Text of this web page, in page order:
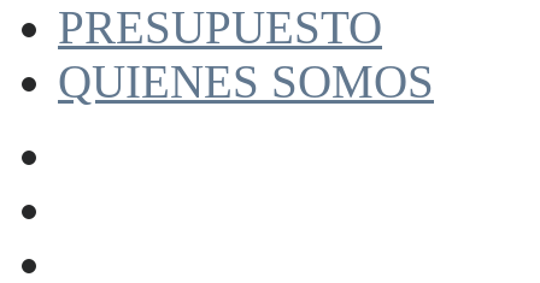
PRESUPUESTO
QUIENES SOMOS